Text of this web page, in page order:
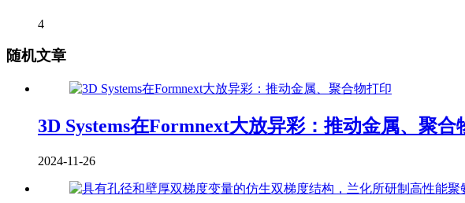
4
随机文章
3D Systems在Formnext大放异彩：推动金属、聚合
2024-11-26